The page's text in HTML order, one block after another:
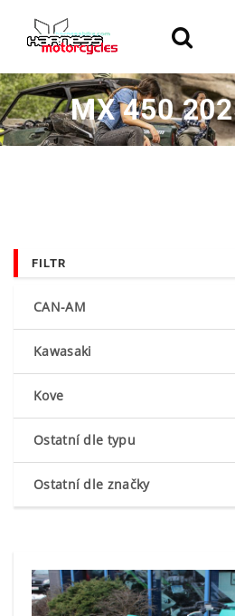
content
MX 450
FILTR
CAN-AM
Kawasaki
Kove
Ostatní dle typu
Ostatní dle značky